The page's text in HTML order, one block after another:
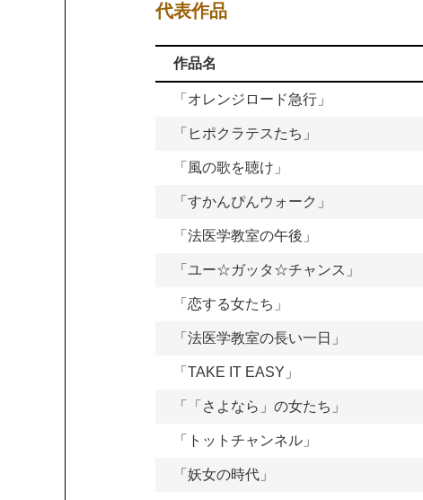
代表作品
作品名
「オレンジロード急行」
「ヒポクラテスたち」
「風の歌を聴け」
「すかんぴんウォーク」
「法医学教室の午後」
「ユー☆ガッタ☆チャンス」
「恋する女たち」
「法医学教室の長い一日」
「TAKE IT EASY」
「「さよなら」の女たち」
「トットチャンネル」
「妖女の時代」